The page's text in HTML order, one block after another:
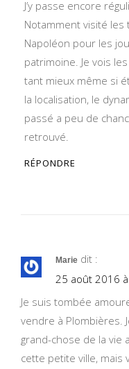
J’y passe encore
Notamment visité les
Napoléon pour les
patrimoine. Je vois
tant mieux même si
la localisation, le
passé a peu de
retrouvé.
RÉPONDRE
Marie dit :
25 août 2016
Je suis tombée
vendre à Plombières.
grand-chose de la vie
cette petite ville,